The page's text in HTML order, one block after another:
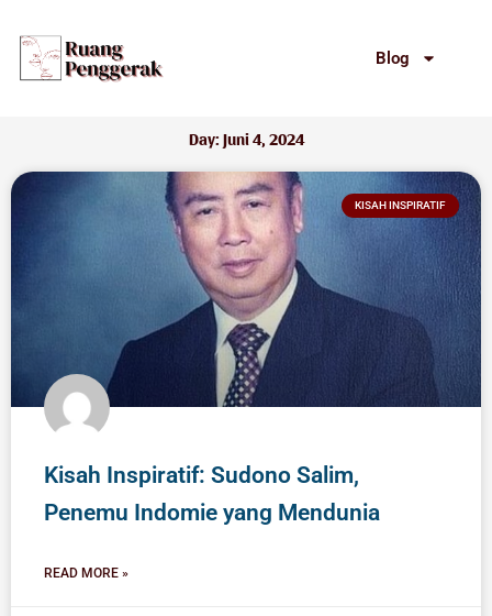
konten
Blog
Day: Juni 4, 2024
KISAH INSPIRATIF
Kisah Inspiratif: Sudono Salim,
Penemu Indomie yang Mendunia
READ MORE »